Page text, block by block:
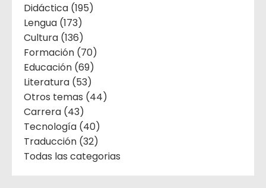
Didáctica (195)
Lengua (173)
Cultura (136)
Formación (70)
Educación (69)
Literatura (53)
Otros temas (44)
Carrera (43)
Tecnología (40)
Traducción (32)
Todas las categorias